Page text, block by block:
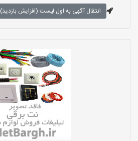
انتقال آگهی به اول لیست (افزایش بازدید)